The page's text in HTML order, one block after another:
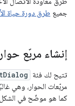
جميع طرق دورة حياة
إنشاء مربّع
تتيح لك فئة
مربّعات الحوار، وهي
كما هو موضّح في الشكل